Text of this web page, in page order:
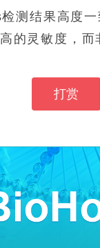
测结果高度
的灵敏度，而
打赏